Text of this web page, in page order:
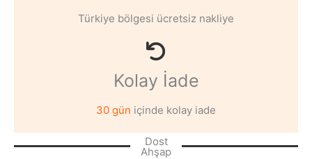
Türkiye bölgesi ücretsiz nakliye
Kolay İade
30 gün içinde kolay iade
Dost
Ahşap